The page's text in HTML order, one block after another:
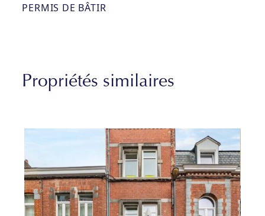
PERMIS DE BÂTIR
Propriétés similaires